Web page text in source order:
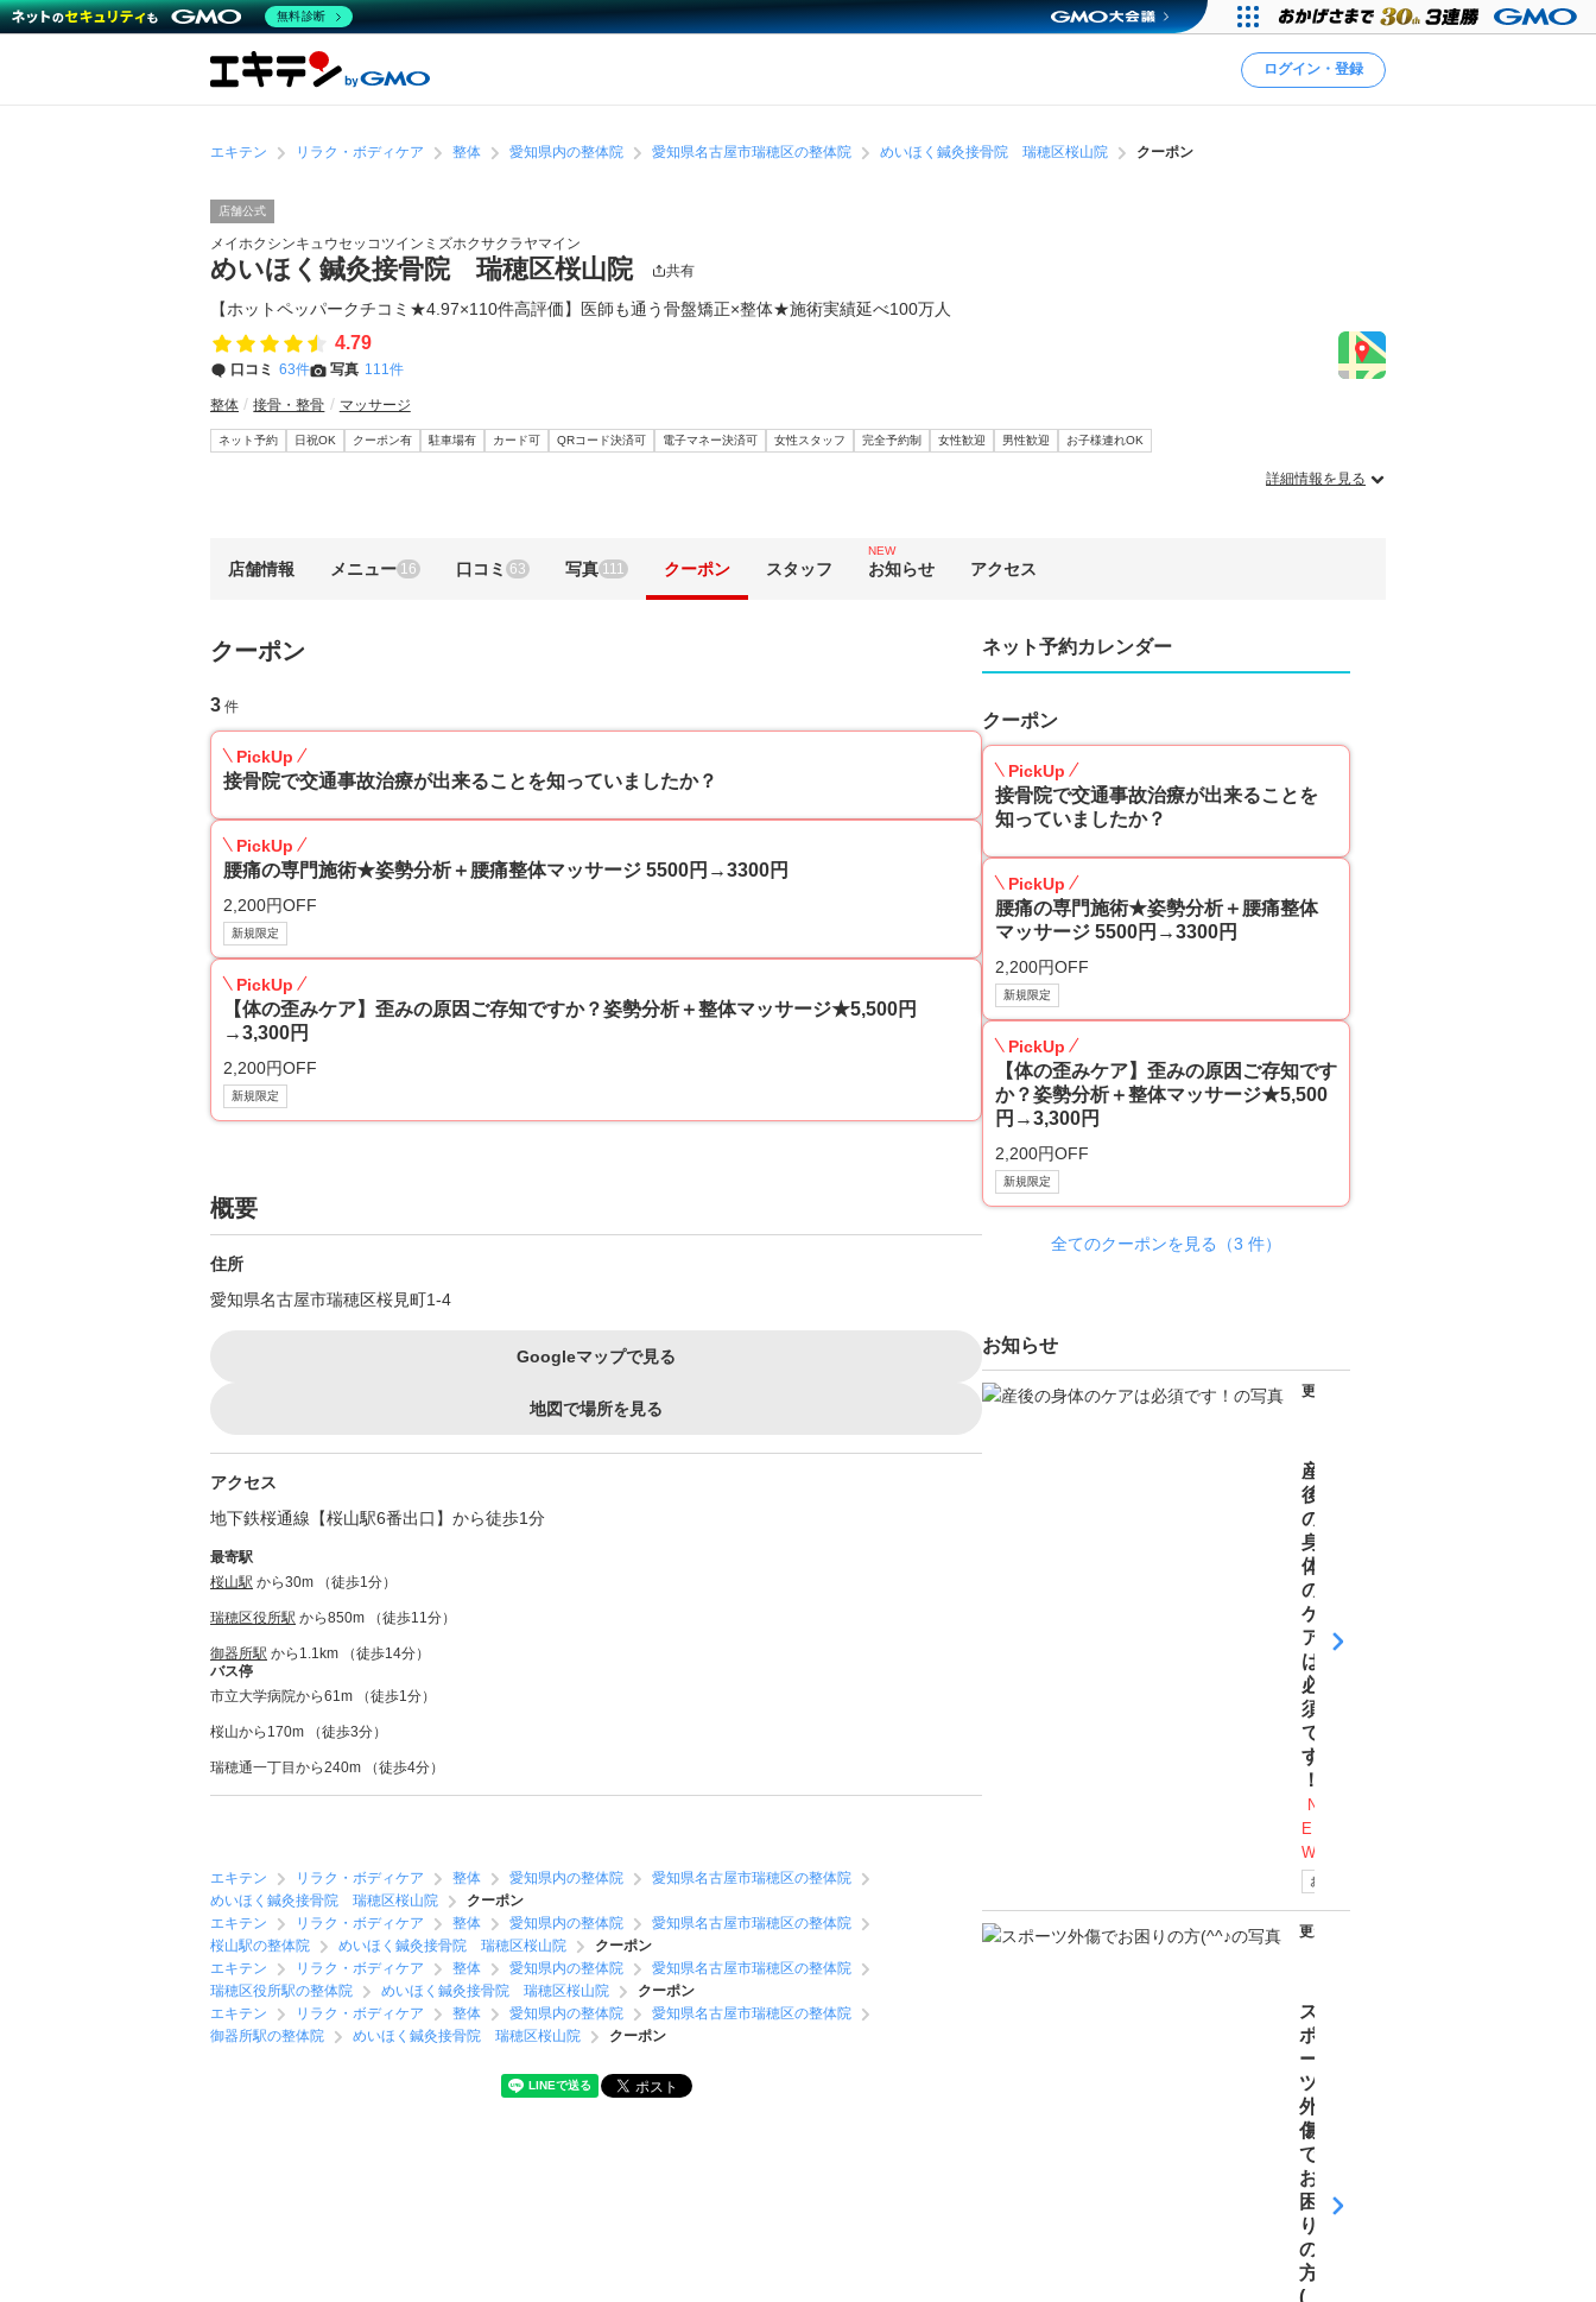
ログイン・登録
エキテン リラク・ボディケア 整体 愛知県内の整体院 愛知県名古屋市瑞穂区の整体院 めいほく鍼灸接骨院 瑞穂区桜山院 クーポン
店舗公式
メイホクシンキュウセッコツインミズホクサクラヤマイン
めいほく鍼灸接骨院 瑞穂区桜山院 共有
【ホットペッパークチコミ★4.97×110件高評価】医師も通う骨盤矯正×整体★施術実績延べ100万人
4.79
口コミ 63件 写真 111件
整体 接骨・整骨 マッサージ
ネット予約 日祝OK クーポン有 駐車場有 カード可 QRコード決済可 電子マネー決済可 女性スタッフ 完全予約制 女性歓迎 男性歓迎 お子様連れOK
詳細情報を見る
店舗情報 メニュー 16 口コミ 63 写真 111 クーポン スタッフ
NEW
お知らせ アクセス
クーポン
3 件
PickUp
接骨院で交通事故治療が出来ることを知っていましたか？
PickUp
腰痛の専門施術★姿勢分析＋腰痛整体マッサージ 5500円→3300円
2,200円OFF
新規限定
PickUp
【体の歪みケア】歪みの原因ご存知ですか？姿勢分析＋整体マッサージ★5,500円
→3,300円
2,200円OFF
新規限定
概要
住所
愛知県名古屋市瑞穂区桜見町1-4
Googleマップで見る
地図で場所を見る
アクセス
地下鉄桜通線【桜山駅6番出口】から徒歩1分
最寄駅
桜山駅 から30m （徒歩1分）
瑞穂区役所駅 から850m （徒歩11分）
御器所駅 から1.1km （徒歩14分）
バス停
市立大学病院から61m （徒歩1分）
桜山から170m （徒歩3分）
瑞穂通一丁目から240m （徒歩4分）
エキテン リラク・ボディケア 整体 愛知県内の整体院
愛知県名古屋市瑞穂区の整体院
めいほく鍼灸接骨院 瑞穂区桜山院
クーポン
エキテン
リラク・ボディケア 整体 愛知県内の整体院
愛知県名古屋市瑞穂区の整体院
桜山駅の整体院
めいほく鍼灸接骨院 瑞穂区桜山院
クーポン
エキテン
リラク・ボディケア 整体 愛知県内の整体院
愛知県名古屋市瑞穂区の整体院
瑞穂区役所駅の整体院
めいほく鍼灸接骨院 瑞穂区桜山院
クーポン
エキテン
リラク・ボディケア 整体 愛知県内の整体院
愛知県名古屋市瑞穂区の整体院
御器所駅の整体院
めいほく鍼灸接骨院 瑞穂区桜山院 クーポン
ネット予約カレンダー
クーポン
PickUp
接骨院で交通事故治療が出来ることを
知っていましたか？
PickUp
腰痛の専門施術★姿勢分析＋腰痛整体
マッサージ 5500円→3300円
2,200円OFF
新規限定
PickUp
【体の歪みケア】歪みの原因ご存知です
か？姿勢分析＋整体マッサージ★5,500
円→3,300円
2,200円OFF
新規限定
全てのクーポンを見る（3 件）
お知らせ
更新日
産
後
の
身
体
の
ケ
ア
は
必
須
で
す
！
N
E
W
お知らせ
更新日
ス
ポ
ー
ツ
外
傷
で
お
困
り
の
方
(
無料診断